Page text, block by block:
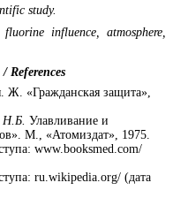
study.
influence, atmosphere,
References
Ж. «Гражданская защита»,
Н.Б. Улавливание и
М., «Атомиздат», 1975.
www.booksmed.com/
ru.wikipedia.org/ (дата